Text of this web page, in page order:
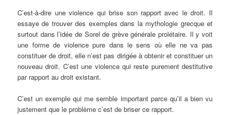
C’est-à-dire une violence qui brise son rapport avec le droit. Il
essaye de trouver des exemples dans la mythologie grecque et
surtout dans l’idée de Sorel de grève générale prolétaire. Il y voit
une forme de violence pure dans le sens où elle ne va pas
constituer de droit, elle n’est pas dirigée à obtenir et constituer un
nouveau droit. C’est une violence qui reste purement destitutive
par rapport au droit existant.
C’est un exemple qui me semble important parce qu’il a bien vu
justement que le problème c’est de briser ce rapport.